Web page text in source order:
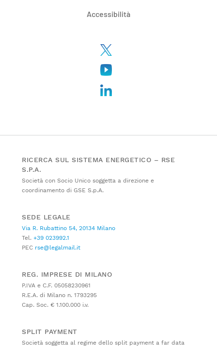
Accessibilità
RICERCA SUL SISTEMA ENERGETICO – RSE
S.P.A.
Società con Socio Unico soggetta a direzione e
coordinamento di GSE S.p.A.
SEDE LEGALE
Via R. Rubattino 54, 20134 Milano
Tel. +39 023992.1
PEC rse@legalmail.it
REG. IMPRESE DI MILANO
P.IVA e C.F. 05058230961
R.E.A. di Milano n. 1793295
Cap. Soc. € 1.100.000 i.v.
SPLIT PAYMENT
Società soggetta al regime dello split payment a far data